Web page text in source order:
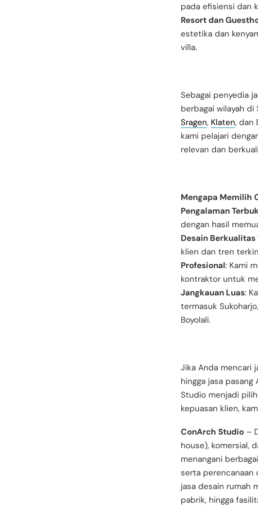
pada efisiensi dan
Resort dan
estetika dan
villa.
Sebagai penyedia
berbagai wilayah di
Sragen, Klaten, dan
kami pelajari
relevan dan
Mengapa Memilih
Pengalaman
dengan hasil
Desain Berkualitas
klien dan tren
Profesional: Kami
kontraktor untuk
Jangkauan Luas:
termasuk
Boyolali.
Jika Anda mencari
hingga jasa pasang
Studio menjadi
kepuasan klien,
ConArch Studio –
house), komersial,
menangani
serta perencanaan
jasa desain rumah
pabrik, hingga